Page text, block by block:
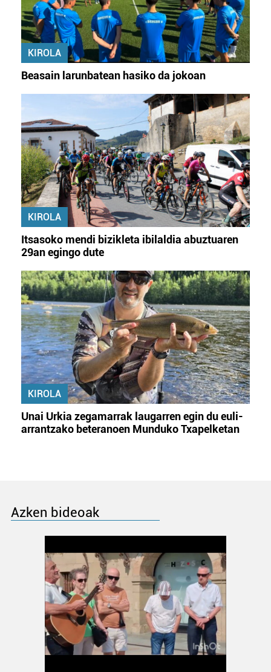
KIROLA
Beasain larunbatean hasiko da jokoan
KIROLA
Itsasoko mendi bizikleta ibilaldia abuztuaren
29an egingo dute
KIROLA
Unai Urkia zegamarrak laugarren egin du euli-
arrantzako beteranoen Munduko Txapelketan
Azken bideoak